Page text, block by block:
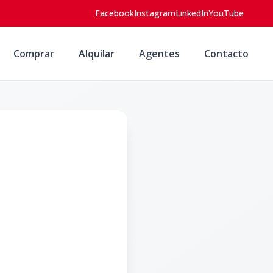
FacebookInstagramLinkedInYouTube
Comprar Alquilar Agentes Contacto